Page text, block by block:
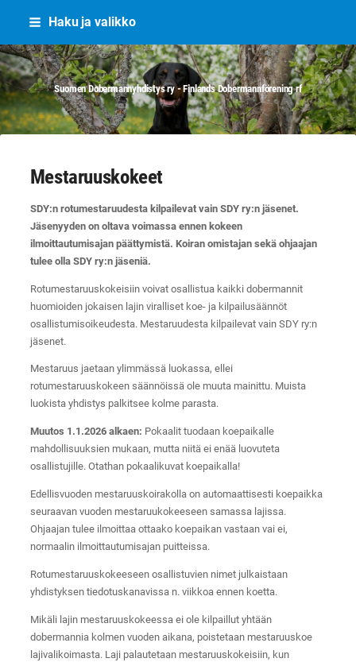
Siirry
sisältöön
Haku ja valikko
Suomen Dobermannyhdistys ry - Finlands Dobermannförening rf
Mestaruuskokeet
SDY:n rotumestaruudesta kilpailevat vain SDY ry:n jäsenet.
Jäsenyyden on oltava voimassa ennen kokeen
ilmoittautumisajan päättymistä. Koiran omistajan sekä ohjaajan
tulee olla SDY ry:n jäseniä.
Rotumestaruuskokeisiin voivat osallistua kaikki dobermannit
huomioiden jokaisen lajin viralliset koe- ja kilpailusäännöt
osallistumisoikeudesta. Mestaruudesta kilpailevat vain SDY ry:n
jäsenet.
Mestaruus jaetaan ylimmässä luokassa, ellei
rotumestaruuskokeen säännöissä ole muuta mainittu. Muista
luokista yhdistys palkitsee kolme parasta.
Muutos 1.1.2026 alkaen: Pokaalit tuodaan koepaikalle
mahdollisuuksien mukaan, mutta niitä ei enää luovuteta
osallistujille. Otathan pokaalikuvat koepaikalla!
Edellisvuoden mestaruuskoirakolla on automaattisesti koepaikka
seuraavan vuoden mestaruukokeeseen samassa lajissa.
Ohjaajan tulee ilmoittaa ottaako koepaikan vastaan vai ei,
normaalin ilmoittautumisajan puitteissa.
Rotumestaruuskokeeseen osallistuvien nimet julkaistaan
yhdistyksen tiedotuskanavissa n. viikkoa ennen koetta.
Mikäli lajin mestaruuskokeessa ei ole kilpaillut yhtään
dobermannia kolmen vuoden aikana, poistetaan mestaruuskoe
lajivalikoimasta. Laji palautetaan mestaruuskokeisiin, kun